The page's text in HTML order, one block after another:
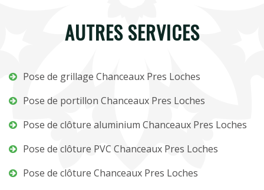
AUTRES SERVICES
Pose de grillage Chanceaux Pres Loches
Pose de portillon Chanceaux Pres Loches
Pose de clôture aluminium Chanceaux Pres Loches
Pose de clôture PVC Chanceaux Pres Loches
Pose de clôture Chanceaux Pres Loches